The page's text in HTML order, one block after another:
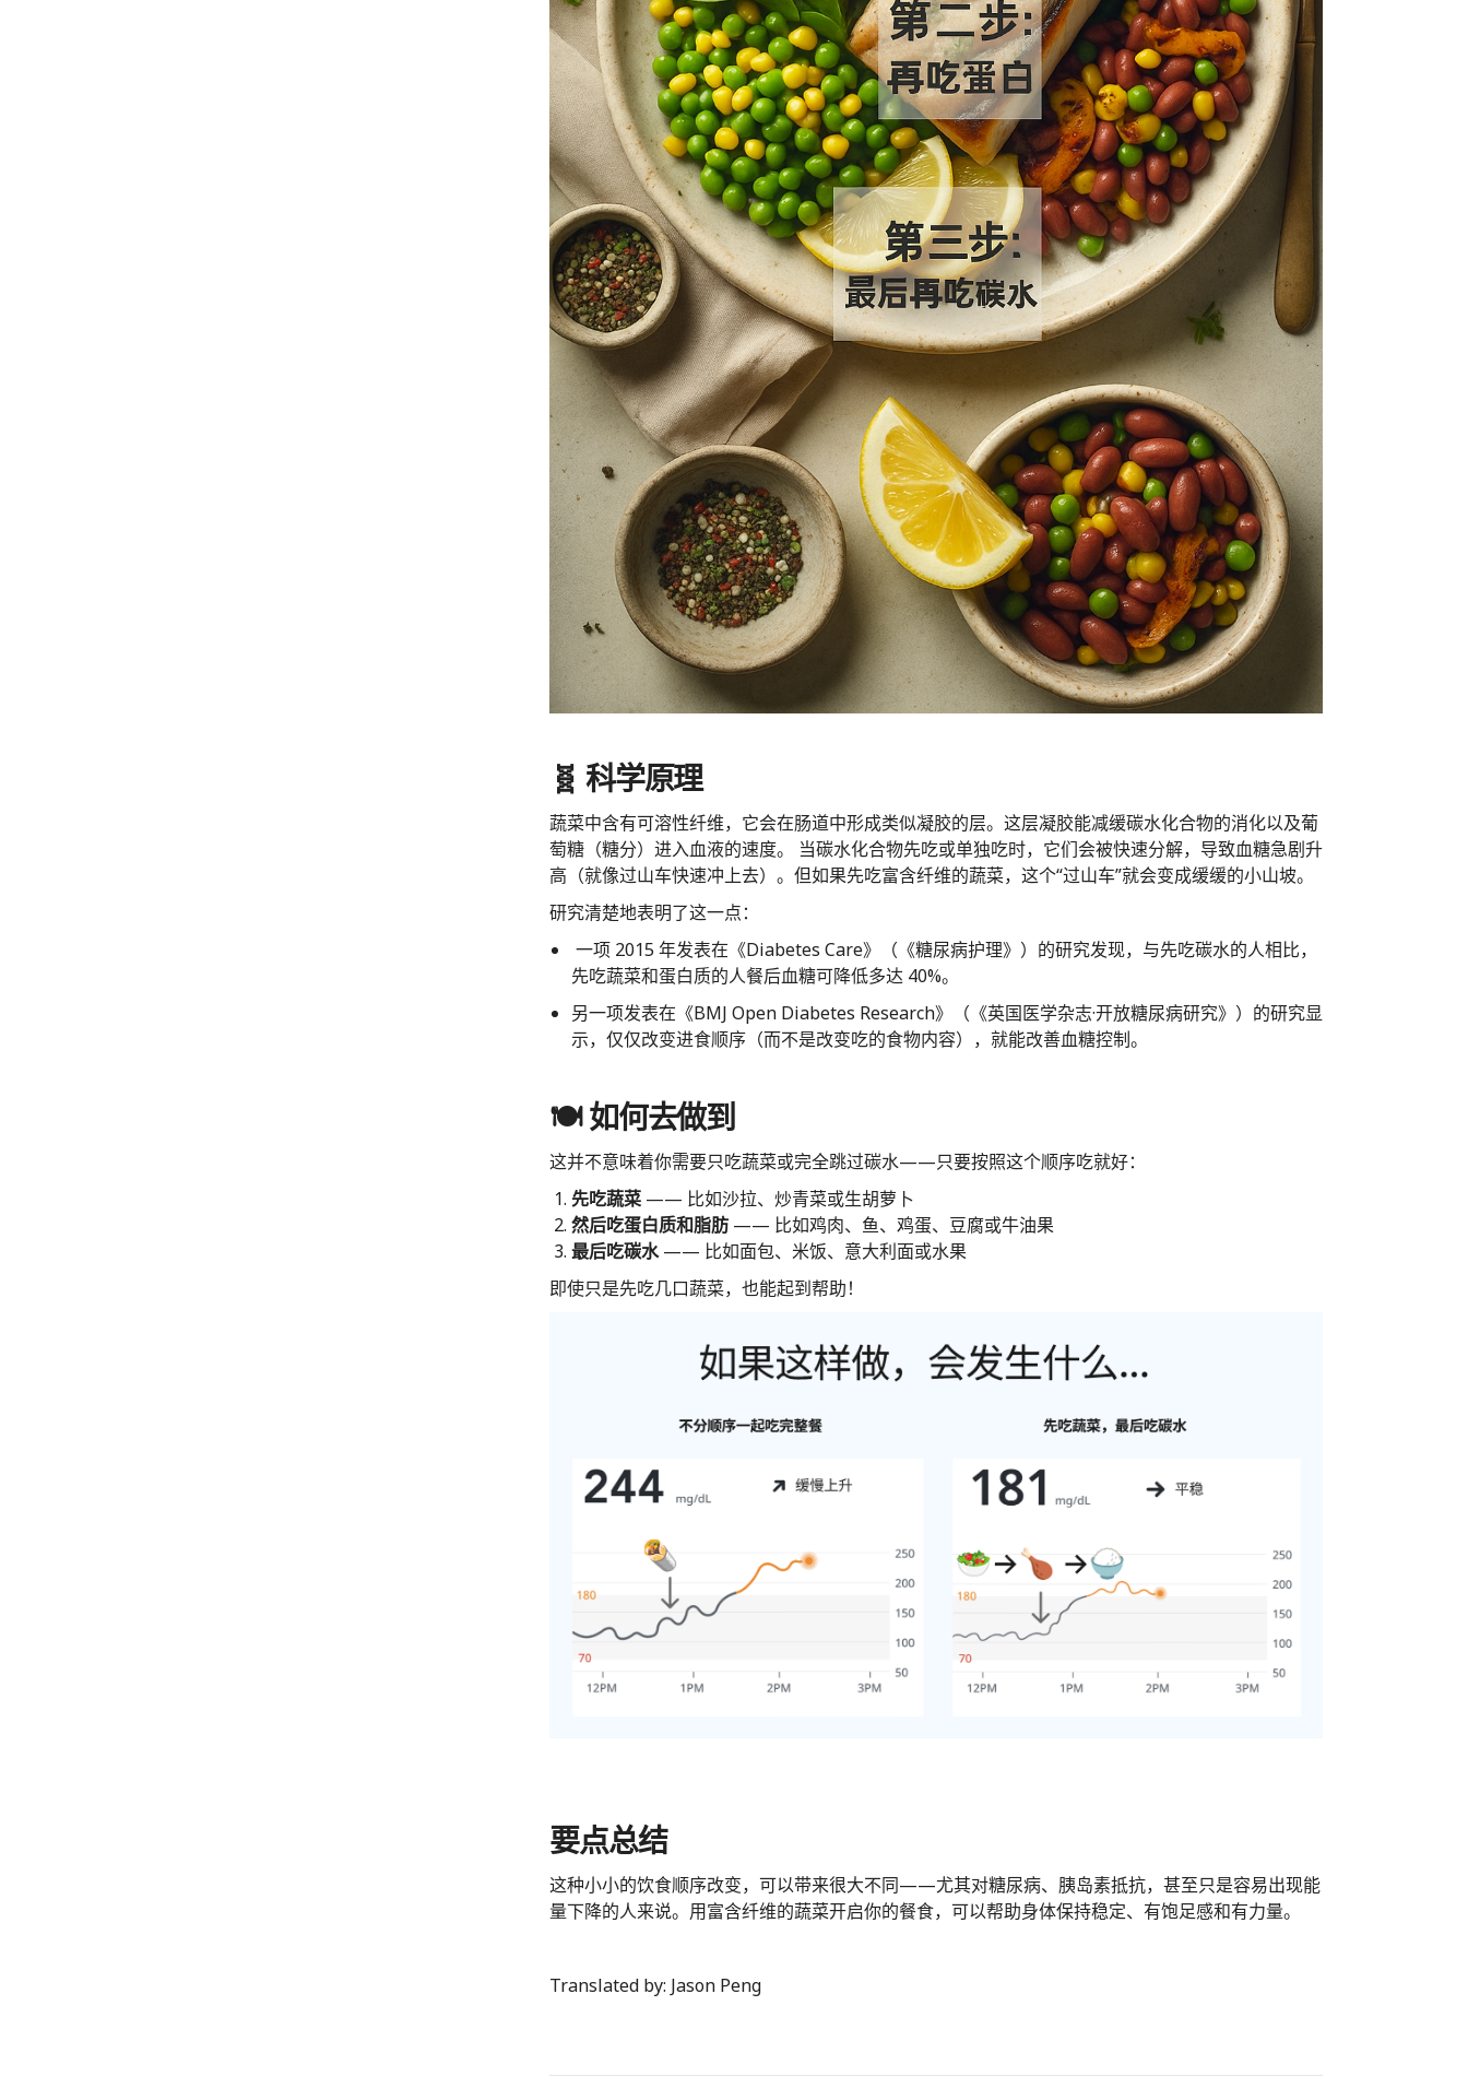
🧬 科学原理
蔬菜中含有可溶性纤维，它会在肠道中形成类似凝胶的层。这层凝胶能减缓碳水化合物的消化以及葡
萄糖（糖分）进入血液的速度。 当碳水化合物先吃或单独吃时，它们会被快速分解，导致血糖急剧升
高（就像过山车快速冲上去）。但如果先吃富含纤维的蔬菜，这个“过山车”就会变成缓缓的小山坡。
研究清楚地表明了这一点：
一项 2015 年发表在《Diabetes Care》（《糖尿病护理》）的研究发现，与先吃碳水的人相比，
先吃蔬菜和蛋白质的人餐后血糖可降低多达 40%。
另一项发表在《BMJ Open Diabetes Research》（《英国医学杂志·开放糖尿病研究》）的研究显
示，仅仅改变进食顺序（而不是改变吃的食物内容），就能改善血糖控制。
🍽️ 如何去做到
这并不意味着你需要只吃蔬菜或完全跳过碳水——只要按照这个顺序吃就好：
先吃蔬菜—— 比如沙拉、炒青菜或生胡萝卜
然后吃蛋白质和脂肪—— 比如鸡肉、鱼、鸡蛋、豆腐或牛油果
最后吃碳水—— 比如面包、米饭、意大利面或水果
即使只是先吃几口蔬菜，也能起到帮助！
要点总结
这种小小的饮食顺序改变，可以带来很大不同——尤其对糖尿病、胰岛素抵抗，甚至只是容易出现能
量下降的人来说。用富含纤维的蔬菜开启你的餐食，可以帮助身体保持稳定、有饱足感和有力量。
Translated by: Jason Peng